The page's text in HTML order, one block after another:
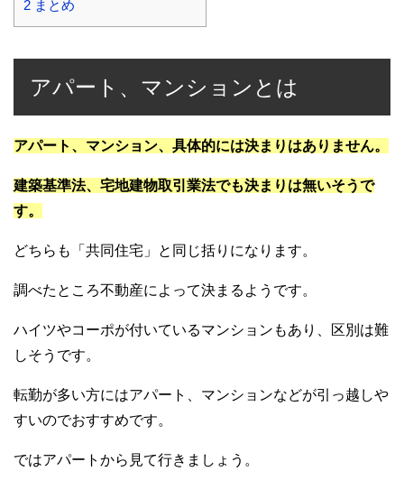
2 まとめ
アパート、マンションとは
アパート、マンション、具体的には決まりはありません。
建築基準法、宅地建物取引業法でも決まりは無いそうで
す。
どちらも「共同住宅」と同じ括りになります。
調べたところ不動産によって決まるようです。
ハイツやコーポが付いているマンションもあり、区別は難
しそうです。
転勤が多い方にはアパート、マンションなどが引っ越しや
すいのでおすすめです。
ではアパートから見て行きましょう。